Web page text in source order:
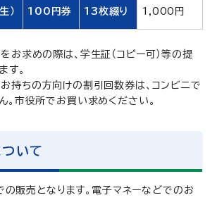
） 100円券 13枚綴り 1,000円
お求めの際は、学生証（コピー可）等の提
す。
持ちの方向けの割引回数券は、コンビニで
。市役所でお買い求めください。
いて
の販売となります。電子マネーなどでのお